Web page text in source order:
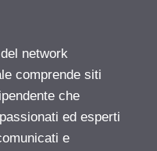
network
comprende siti
che
ed esperti
e